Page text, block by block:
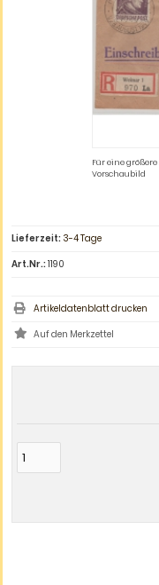
Für eine
Vorschaubild
Lieferzeit: 3-4 Tage
Art.Nr.:1190
Artikeldatenblatt drucken